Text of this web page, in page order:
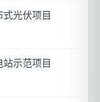
光伏项目
示范项目